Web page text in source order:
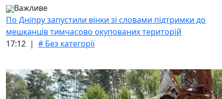
Важливе
По Дніпру запустили вінки зі словами підтримки до
мешканців тимчасово окупованих територій
17:12 | # Без категорії